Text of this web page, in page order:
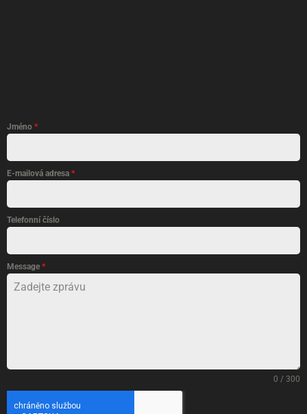
Jméno *
E-mailová adresa *
Telefonní číslo
Message *
0 / 300